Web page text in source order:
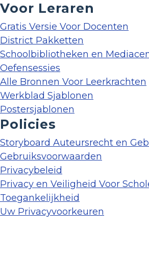
Voor Leraren
Gratis Versie Voor Docenten
District Pakketten
Schoolbibliotheken en
Oefensessies
Alle Bronnen Voor Leerkrachten
Werkblad Sjablonen
Postersjablonen
Policies
Storyboard Auteursrecht en
Gebruiksvoorwaarden
Privacybeleid
Privacy en Veiligheid Voor
Toegankelijkheid
Uw Privacyvoorkeuren